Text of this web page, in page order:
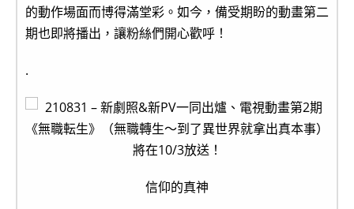
的動作場面而博得滿堂彩。如今，備受期盼的動畫第二
期也即將播出，讓粉絲們開心歡呼！
.
信仰的真神